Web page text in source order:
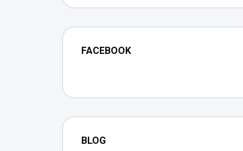
FACEBOOK
BLOG